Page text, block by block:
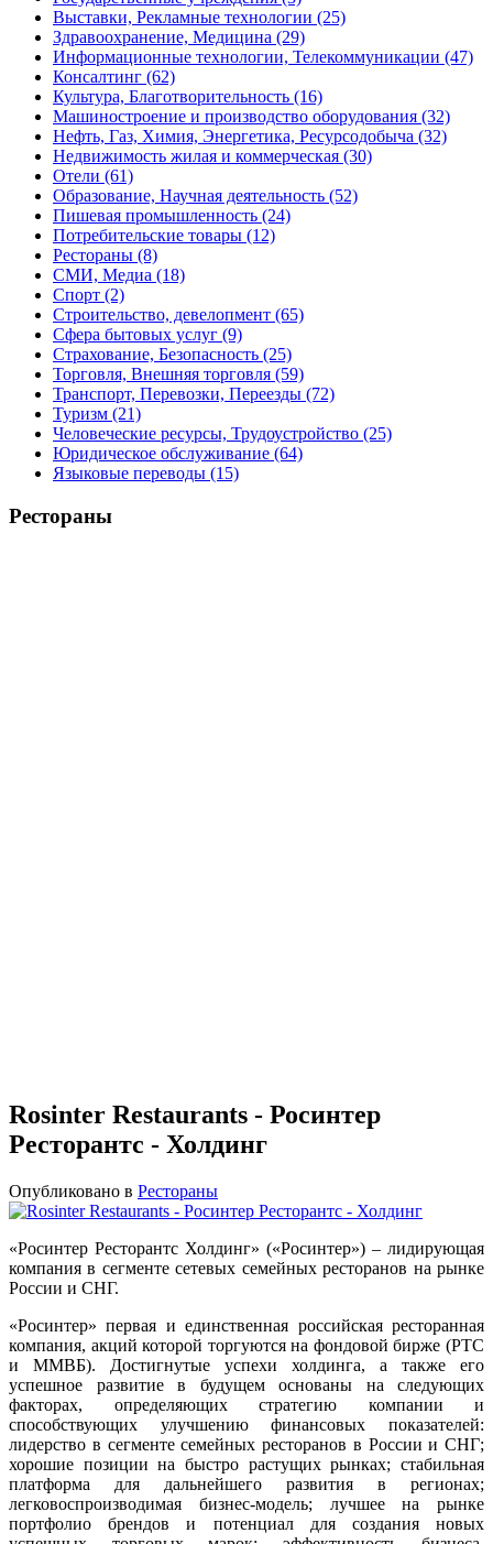
Выставки, Рекламные технологии (25)
Здравоохранение, Медицина (29)
Информационные технологии, Телекоммуникации (47)
Консалтинг (62)
Культура, Благотворительность (16)
Машиностроение и производство оборудования (32)
Нефть, Газ, Химия, Энергетика, Ресурсодобыча (32)
Недвижимость жилая и коммерческая (30)
Отели (61)
Образование, Научная деятельность (52)
Пишевая промышленность (24)
Потребительские товары (12)
Рестораны (8)
СМИ, Медиа (18)
Спорт (2)
Строительство, девелопмент (65)
Сфера бытовых услуг (9)
Страхование, Безопасность (25)
Торговля, Внешняя торговля (59)
Транспорт, Перевозки, Переезды (72)
Туризм (21)
Человеческие ресурсы, Трудоустройство (25)
Юридическое обслуживание (64)
Языковые переводы (15)
Рестораны
Rosinter Restaurants - Росинтер
Ресторантс - Холдинг
Опубликовано в Рестораны
«Росинтер Ресторантс Холдинг» («Росинтер») – лидирующая
компания в сегменте сетевых семейных ресторанов на рынке
России и СНГ.
«Росинтер» первая и единственная российская ресторанная
компания, акций которой торгуются на фондовой бирже (РТС
и ММВБ). Достигнутые успехи холдинга, а также его
успешное развитие в будущем основаны на следующих
факторах, определяющих стратегию компании и
способствующих улучшению финансовых показателей:
лидерство в сегменте семейных ресторанов в России и СНГ;
хорошие позиции на быстро растущих рынках; стабильная
платформа для дальнейшего развития в регионах;
легковоспроизводимая бизнес-модель; лучшее на рынке
портфолио брендов и потенциал для создания новых